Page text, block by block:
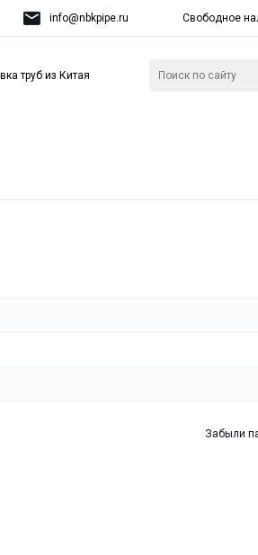
info@nbkpipe.ru Свободное
труб из Китая
Забыли